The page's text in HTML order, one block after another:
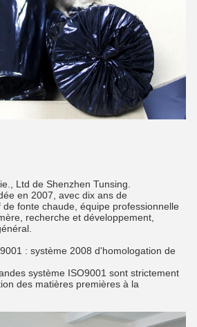
Ltd de Shenzhen Tunsing.
en 2007, avec dix ans de
fonte chaude, équipe professionnelle
recherche et développement,
: système 2008 d'homologation de
système ISO9001 sont strictement
des matières premières à la